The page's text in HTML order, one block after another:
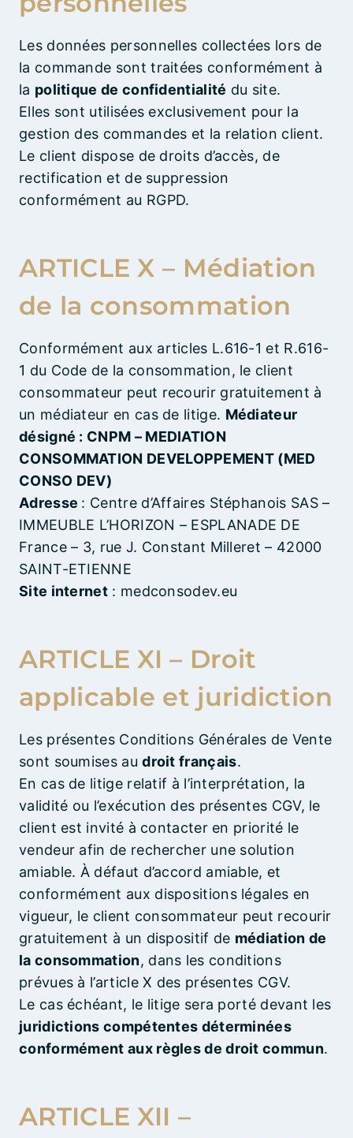
Les données personnelles collectées lors de
la commande sont traitées conformément à
la politique de confidentialité du site.
Elles sont utilisées exclusivement pour la
gestion des commandes et la relation client.
Le client dispose de droits d’accès, de
rectification et de suppression
conformément au RGPD.
ARTICLE X – Médiation
de la consommation
Conformément aux articles L.616-1 et R.616-
1 du Code de la consommation, le client
consommateur peut recourir gratuitement à
un médiateur en cas de litige. Médiateur
désigné : CNPM – MEDIATION
CONSOMMATION DEVELOPPEMENT (MED
CONSO DEV)
Adresse : Centre d’Affaires Stéphanois SAS –
IMMEUBLE L’HORIZON – ESPLANADE DE
France – 3, rue J. Constant Milleret – 42000
SAINT-ETIENNE
Site internet: medconsodev.eu
ARTICLE XI – Droit
applicable et juridiction
Les présentes Conditions Générales de Vente
sont soumises audroit français.
En cas de litige relatif à l’interprétation, la
validité ou l’exécution des présentes CGV, le
client est invité à contacter en priorité le
vendeur afin de rechercher une solution
amiable. À défaut d’accord amiable, et
conformément aux dispositions légales en
vigueur, le client consommateur peut recourir
gratuitement à un dispositif de médiation de
la consommation, dans les conditions
prévues à l’article X des présentes CGV.
Le cas échéant, le litige sera porté devant les
juridictions compétentes déterminées
conformément aux règles de droit commun.
ARTICLE XII –